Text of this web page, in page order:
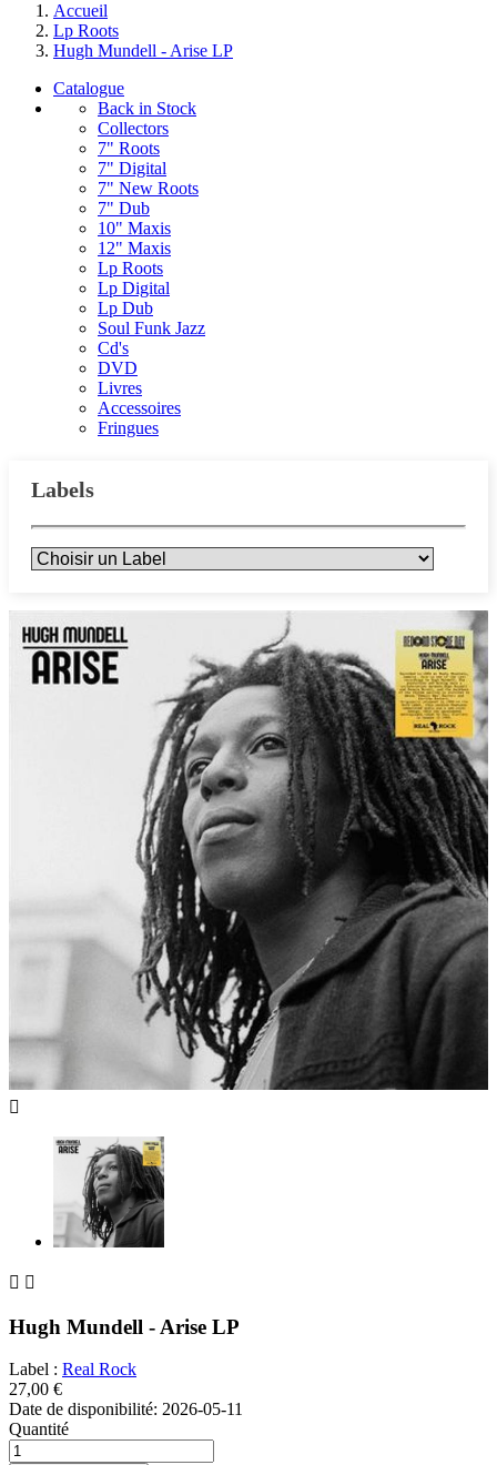
Accueil
Lp Roots
Hugh Mundell - Arise LP
Catalogue
Back in Stock
Collectors
7" Roots
7" Digital
7" New Roots
7" Dub
10" Maxis
12" Maxis
Lp Roots
Lp Digital
Lp Dub
Soul Funk Jazz
Cd's
DVD
Livres
Accessoires
Fringues
Labels

 
Hugh Mundell - Arise LP
Label : Real Rock
27,00 €
Date de disponibilité: 2026-05-11
Quantité